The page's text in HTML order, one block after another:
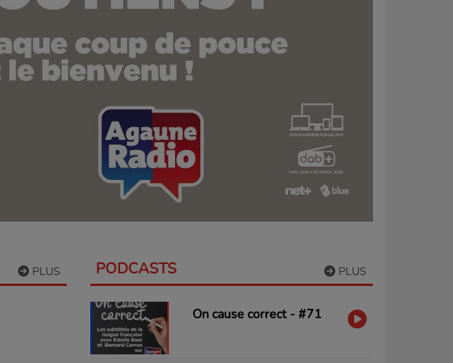
PLUS PLUS
PODCASTS
On cause correct - #71